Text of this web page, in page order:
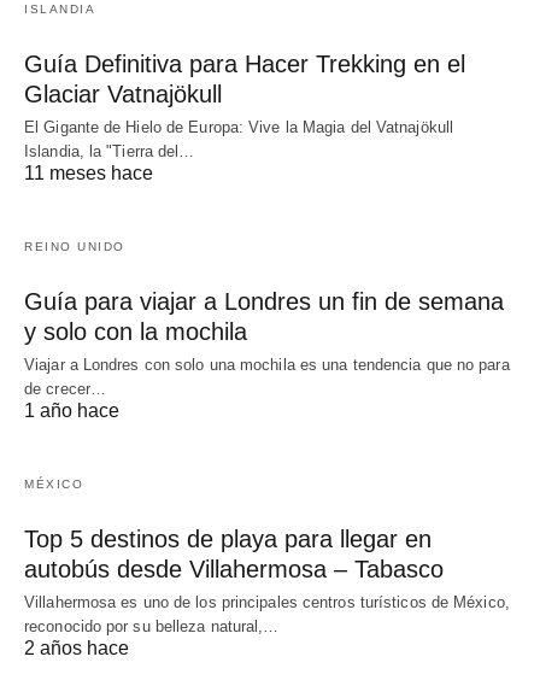
ISLANDIA
Guía Definitiva para Hacer Trekking en el
Glaciar Vatnajökull
El Gigante de Hielo de Europa: Vive la Magia del Vatnajökull
Islandia, la "Tierra del…
11 meses hace
REINO UNIDO
Guía para viajar a Londres un fin de semana
y solo con la mochila
Viajar a Londres con solo una mochila es una tendencia que no para
de crecer…
1 año hace
MÉXICO
Top 5 destinos de playa para llegar en
autobús desde Villahermosa – Tabasco
Villahermosa es uno de los principales centros turísticos de México,
reconocido por su belleza natural,…
2 años hace